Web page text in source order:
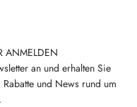
ANMELDEN
an und erhalten Sie
und News rund um